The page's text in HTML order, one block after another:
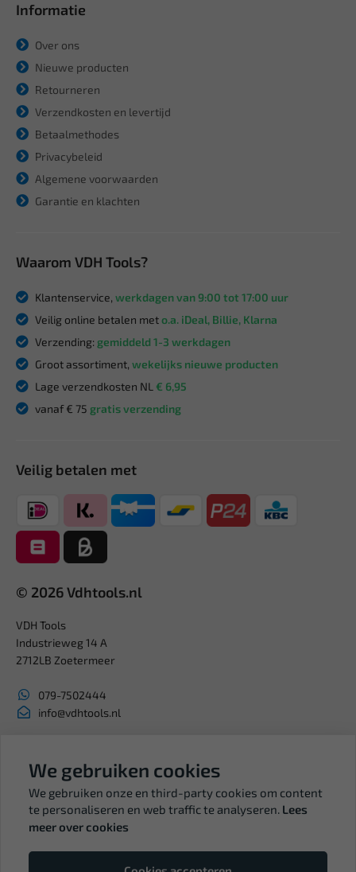
Informatie
Over ons
Nieuwe producten
Retourneren
Verzendkosten en levertijd
Betaalmethodes
Privacybeleid
Algemene voorwaarden
Garantie en klachten
Waarom VDH Tools?
Klantenservice, werkdagen van 9:00 tot 17:00 uur
Veilig online betalen meto.a. iDeal, Billie, Klarna
Verzending: gemiddeld 1-3 werkdagen
Groot assortiment, wekelijks nieuwe producten
Lage verzendkosten NL € 6,95
vanaf € 75 gratis verzending
Veilig betalen met
© 2026 Vdhtools.nl
VDH Tools
Industrieweg 14 A
2712LB Zoetermeer
079-7502444
info@vdhtools.nl
BTW: NL819958657B01
We gebruiken cookies
We gebruiken onze en third-party cookies om content
te personaliseren en web traffic te analyseren. Lees
meer over cookies